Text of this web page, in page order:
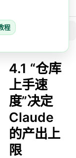
此页内容
4.1 “仓库上手速度”决定 Claude 的产出上限
4.5 本章小结
4.1 “仓库
上手速
度”决定
Claude
的产出上
限
程